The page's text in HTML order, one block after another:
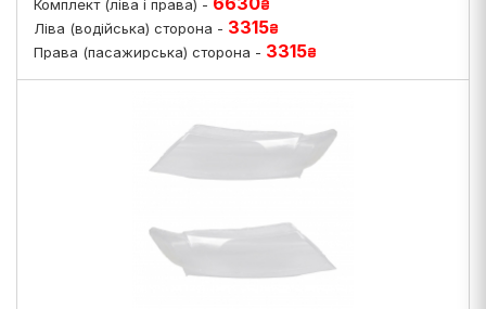
Комплект (ліва і права) -
₴
Ліва (водійська) сторона - 3315₴
Права (пасажирська) сторона - 3315₴